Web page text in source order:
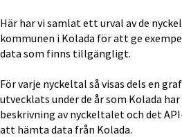
Här har vi samlat ett urval av de
kommunen i Kolada för att ge
data som finns tillgängligt.
För varje nyckeltal så visas dels en
utvecklats under de år som Kolada
beskrivning av nyckeltalet och det
att hämta data från Kolada.